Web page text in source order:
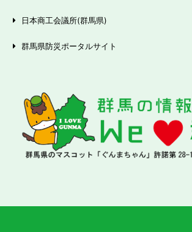
日本商工会議所(群馬県)
群馬県防災ポータルサイト